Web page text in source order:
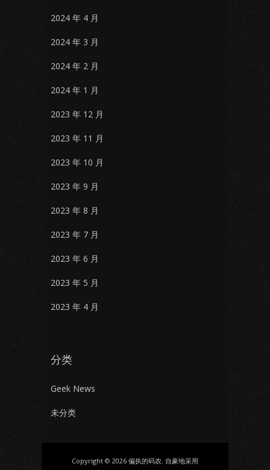
2024 年 4 月
2024 年 3 月
2024 年 2 月
2024 年 1 月
2023 年 12 月
2023 年 11 月
2023 年 10 月
2023 年 9 月
2023 年 8 月
2023 年 7 月
2023 年 6 月
2023 年 5 月
2023 年 4 月
分类
Geek News
未分类
Copyright © 2026 偏执的码农. 自豪地采用